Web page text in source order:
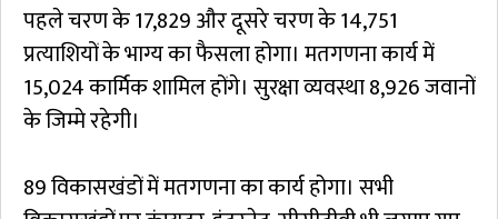
पहले चरण के 17,829 और दूसरे चरण के 14,751
प्रत्याशियों के भाग्य का फैसला होगा। मतगणना कार्य में
15,024 कार्मिक शामिल होंगे। सुरक्षा व्यवस्था 8,926 जवानों
के जिम्मे रहेगी।
89 विकासखंडों में मतगणना का कार्य होगा। सभी